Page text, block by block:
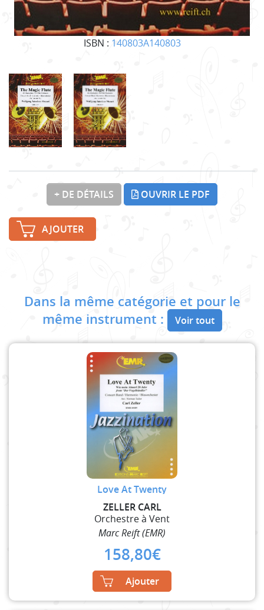
ISBN : 140803A140803
+ DE DÉTAILS OUVRIR LE PDF
AJOUTER
Dans la même catégorie et pour le
même instrument :
Voir tout
Love At Twenty
ZELLER CARL
Orchestre à Vent
Marc Reift (EMR)
158,80€
Ajouter